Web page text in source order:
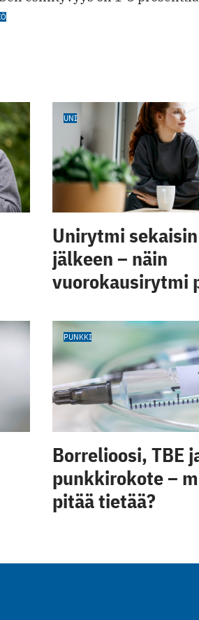
UNI
Unirytmi
jälkeen – näin
vuorokausirytmi
PUNKKI
Borrelioosi, TBE
punkkirokote –
pitää tietää?